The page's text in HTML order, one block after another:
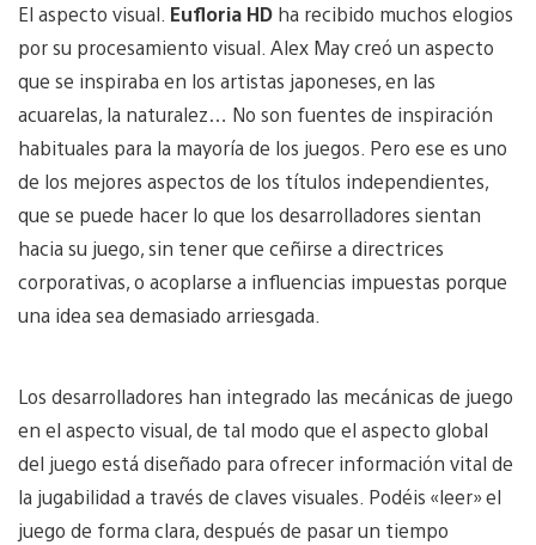
El aspecto visual. Eufloria HD ha recibido muchos elogios
por su procesamiento visual. Alex May creó un aspecto
que se inspiraba en los artistas japoneses, en las
acuarelas, la naturalez… No son fuentes de inspiración
habituales para la mayoría de los juegos. Pero ese es uno
de los mejores aspectos de los títulos independientes,
que se puede hacer lo que los desarrolladores sientan
hacia su juego, sin tener que ceñirse a directrices
corporativas, o acoplarse a influencias impuestas porque
una idea sea demasiado arriesgada.
Los desarrolladores han integrado las mecánicas de juego
en el aspecto visual, de tal modo que el aspecto global
del juego está diseñado para ofrecer información vital de
la jugabilidad a través de claves visuales. Podéis «leer» el
juego de forma clara, después de pasar un tiempo